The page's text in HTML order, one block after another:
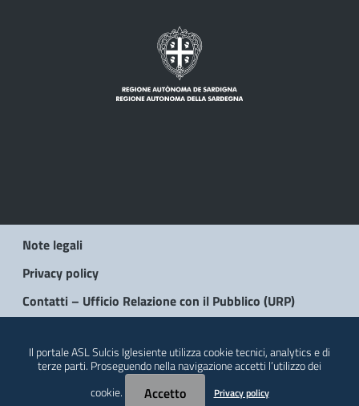
Note legali
Privacy policy
Contatti – Ufficio Relazione con il Pubblico (URP)
Il portale ASL Sulcis Iglesiente utilizza cookie tecnici, analytics e di
terze parti. Proseguendo nella navigazione accetti l’utilizzo dei
cookie.
Accetto Privacy policy